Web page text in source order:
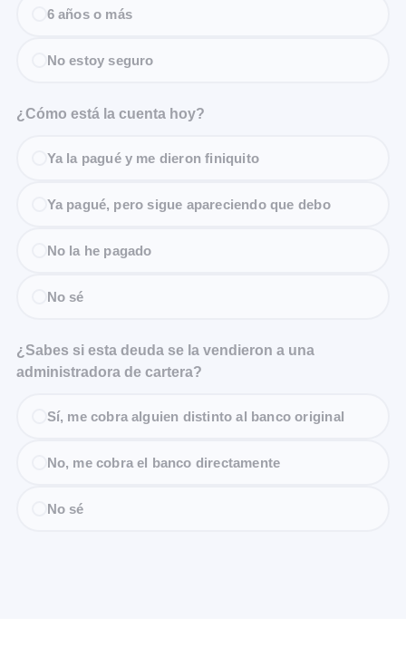
6 años o más
No estoy seguro
¿Cómo está la cuenta hoy?
Ya la pagué y me dieron finiquito
Ya pagué, pero sigue apareciendo que debo
No la he pagado
No sé
¿Sabes si esta deuda se la vendieron a una
administradora de cartera?
Sí, me cobra alguien distinto al banco original
No, me cobra el banco directamente
No sé